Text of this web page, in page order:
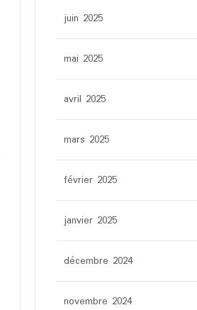
juin 2025
mai 2025
avril 2025
mars 2025
février 2025
janvier 2025
décembre 2024
novembre 2024